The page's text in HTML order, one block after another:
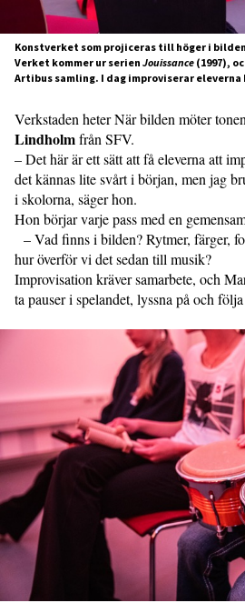
Konstverket som projiceras till höger i
Verket kommer ur serien Jouissance (1997),
Artibus samling. I dag improviserar eleverna
Verkstaden heter När bilden möter
Lindholmfrån SFV.
– Det här är ett sätt att få eleverna att
det kännas lite svårt i början, men jag
i skolorna, säger hon.
Hon börjar varje pass med en
– Vad finns i bilden? Rytmer, färger,
hur överför vi det sedan till musik?
Improvisation kräver samarbete, och
ta pauser i spelandet, lyssna på och